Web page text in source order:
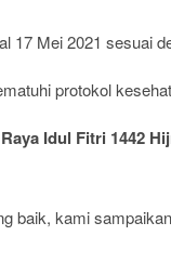
17 Mei 2021 sesuai
protokol
Idul Fitri 1442
baik, kami